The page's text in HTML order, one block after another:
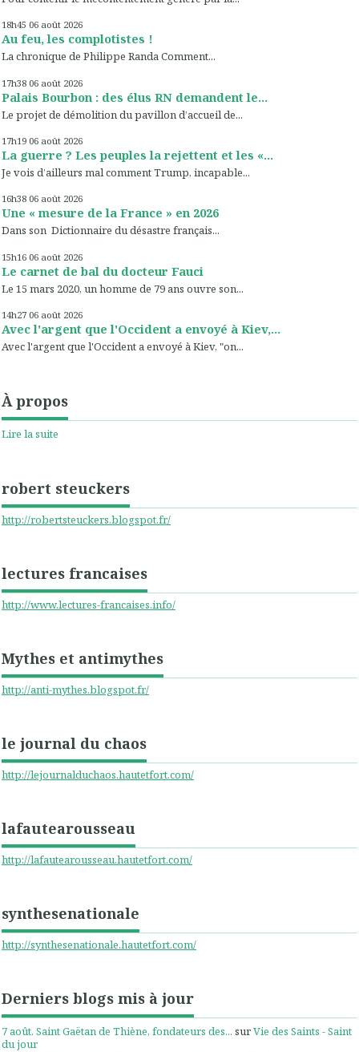
18h45 06 août 2026
Au feu, les complotistes !
La chronique de Philippe Randa Comment...
17h38 06 août 2026
Palais Bourbon : des élus RN demandent le...
Le projet de démolition du pavillon d’accueil de...
17h19 06 août 2026
La guerre ? Les peuples la rejettent et les «...
Je vois d’ailleurs mal comment Trump, incapable...
16h38 06 août 2026
Une « mesure de la France » en 2026
Dans son Dictionnaire du désastre français...
15h16 06 août 2026
Le carnet de bal du docteur Fauci
Le 15 mars 2020, un homme de 79 ans ouvre son...
14h27 06 août 2026
Avec l'argent que l'Occident a envoyé à Kiev,...
Avec l'argent que l'Occident a envoyé à Kiev, "on...
À propos
Lire la suite
robert steuckers
http://robertsteuckers.blogspot.fr/
lectures francaises
http://www.lectures-francaises.info/
Mythes et antimythes
http://anti-mythes.blogspot.fr/
le journal du chaos
http://lejournalduchaos.hautetfort.com/
lafautearousseau
http://lafautearousseau.hautetfort.com/
synthesenationale
http://synthesenationale.hautetfort.com/
Derniers blogs mis à jour
7 août. Saint Gaëtan de Thiène, fondateurs des... surVie des Saints - Saint
du jour